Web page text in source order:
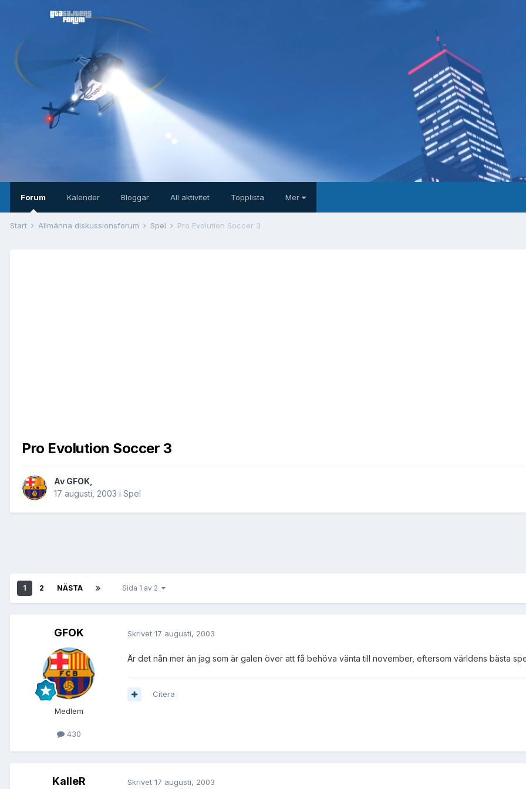
Forum Kalender Bloggar All aktivitet Topplista Mer
Start Allmänna diskussionsforum Spel Pro Evolution Soccer 3
Pro Evolution Soccer 3
Av GFOK
17 augusti, 2003 i Spel
1 2 NÄSTA Sida 1 av 2
GFOK
Medlem
430
Skrivet 17 augusti, 2003
Är det nån mer än jag som är galen över att få behöva vänta till november, eftersom världens bästa
Citera
KalleR Skrivet 17 augusti, 2003